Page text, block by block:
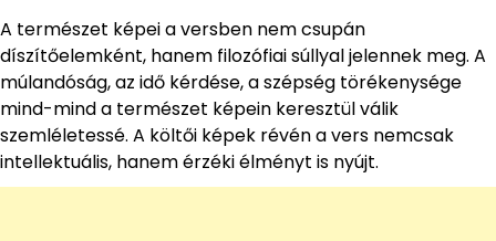
A természet képei a versben nem csupán
díszítőelemként, hanem filozófiai súllyal jelennek meg. A
múlandóság, az idő kérdése, a szépség törékenysége
mind-mind a természet képein keresztül válik
szemléletessé. A költői képek révén a vers nemcsak
intellektuális, hanem érzéki élményt is nyújt.